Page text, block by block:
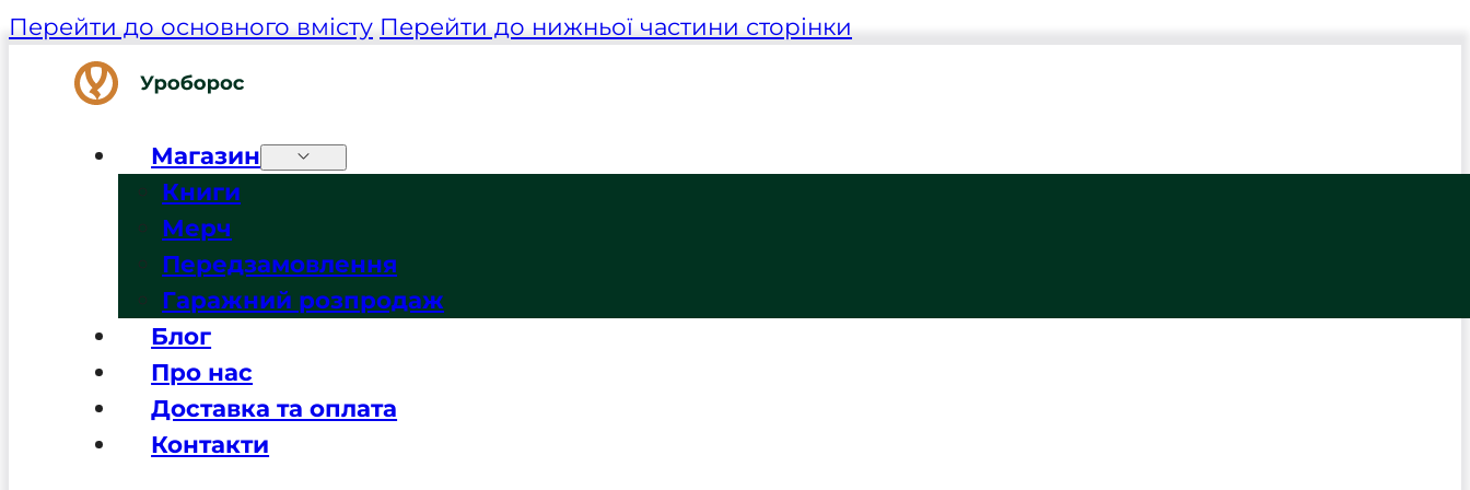
Перейти до основного вмісту Перейти до нижньої частини сторінки
Магазин
Книги
Мерч
Передзамовлення
Гаражний розпродаж
Блог
Про нас
Доставка та оплата
Контакти